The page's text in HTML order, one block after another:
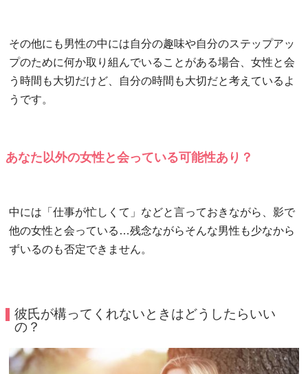
その他にも男性の中には自分の趣味や自分のステップアッ
プのために何か取り組んでいることがある場合、女性と会
う時間も大切だけど、自分の時間も大切だと考えているよ
うです。
あなた以外の女性と会っている可能性あり？
中には「仕事が忙しくて」などと言っておきながら、影で
他の女性と会っている…残念ながらそんな男性も少なから
ずいるのも否定できません。
彼氏が構ってくれないときはどうしたらいい
の？